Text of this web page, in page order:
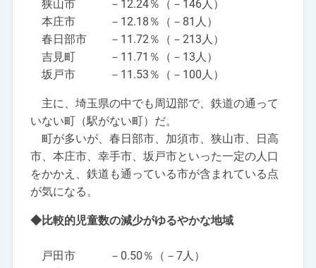
狭山市 －12.24％（－146人）
本庄市 －12.18％（－81人）
春日部市 －11.72％（－213人）
吉見町 －11.71％（－13人）
坂戸市 －11.53％（－100人）
主に、埼玉県の中でも周辺部で、鉄道の通って
いない町（駅がない町）だ。
町が多いが、春日部市、加須市、狭山市、日高
市、本庄市、幸手市、坂戸市といった一定の人口
をかかえ、鉄道も通っている市が含まれている点
が気になる。
◆比較的児童数の減少がゆるやかな地域
戸田市 －0.50％（－7人）